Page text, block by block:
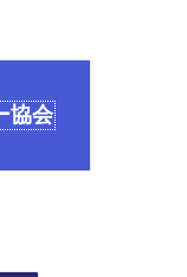
協会